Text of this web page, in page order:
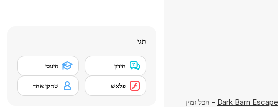
Dark Barn Escape - הכל זמין
תגי
חידון חינוכי
פלאש שחקן אחד